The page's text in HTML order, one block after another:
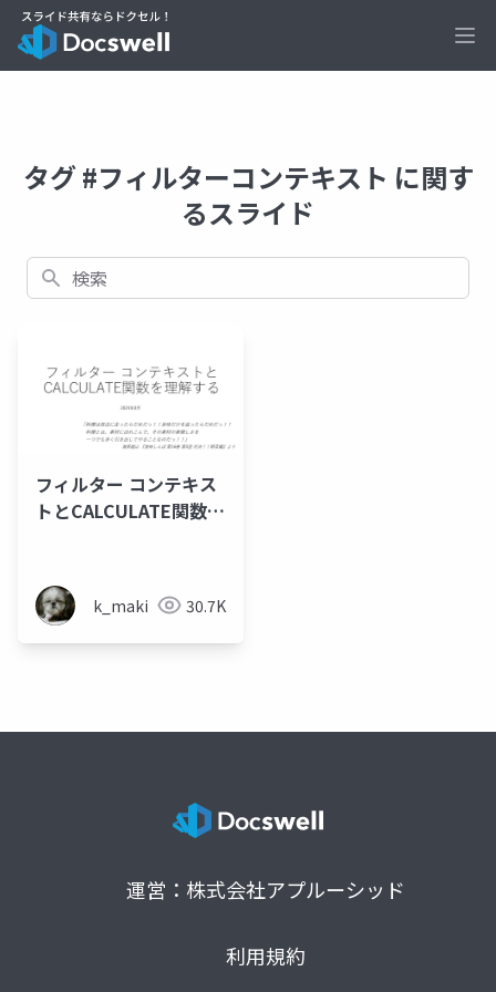
タグ #フィルターコンテキスト に関す
るスライド
検索
フィルター コンテキス
トとCALCULATE関数を
k_maki 30.7K
運営：株式会社アプルーシッド
利用規約